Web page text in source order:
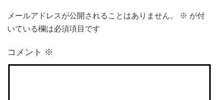
メールアドレスが公開されることはありません。 ※ が付
いている欄は必須項目です
コメント ※